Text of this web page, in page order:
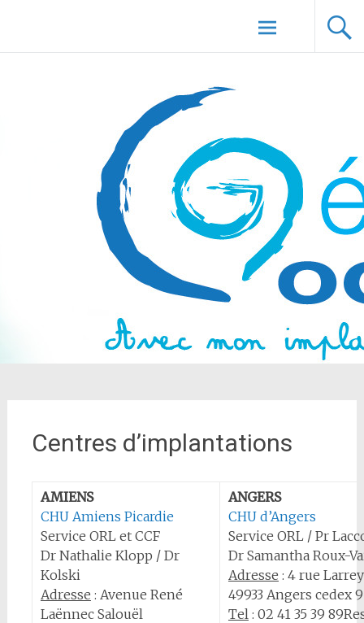
Aller au
contenu
principal
Centres d’implantations
AMIENS
CHU Amiens Picardie
Service ORL et CCF
Dr Nathalie Klopp / Dr
Kolski
Adresse : Avenue René
Laënnec Salouël
ANGERS
CHU d’Angers
Service ORL / Pr
Dr Samantha Roux-
Adresse : 4 rue Larrey
49933 Angers cedex 9
Tel: 02 41 35 39